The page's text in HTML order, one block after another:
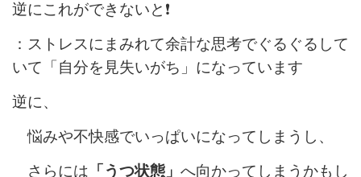
逆にこれができないと❗️
：ストレスにまみれて余計な思考でぐるぐるして
いて「自分を見失いがち」になっています
逆に、
悩みや不快感でいっぱいになってしまうし、
さらには 「うつ状態」 へ向かってしまうかもし